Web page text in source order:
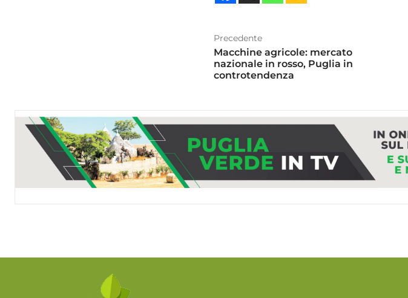
Precedente
Macchine agricole: mercato
nazionale in rosso, Puglia in
controtendenza